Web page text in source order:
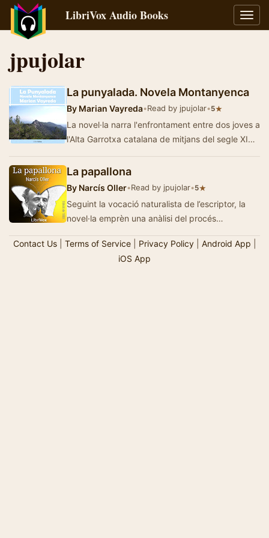
LibriVox Audio Books
jpujolar
La punyalada. Novela Montanyenca
By Marian Vayreda•Read by jpujolar•5★
La novel·la narra l'enfrontament entre dos joves a
l'Alta Garrotxa catalana de mitjans del segle XIX.
La papallona
By Narcís Oller•Read by jpujolar•5★
Seguint la vocació naturalista de l’escriptor, la
novel·la emprèn una anàlisi del procés
Contact Us| Terms of Service| Privacy Policy| Android App
iOS App